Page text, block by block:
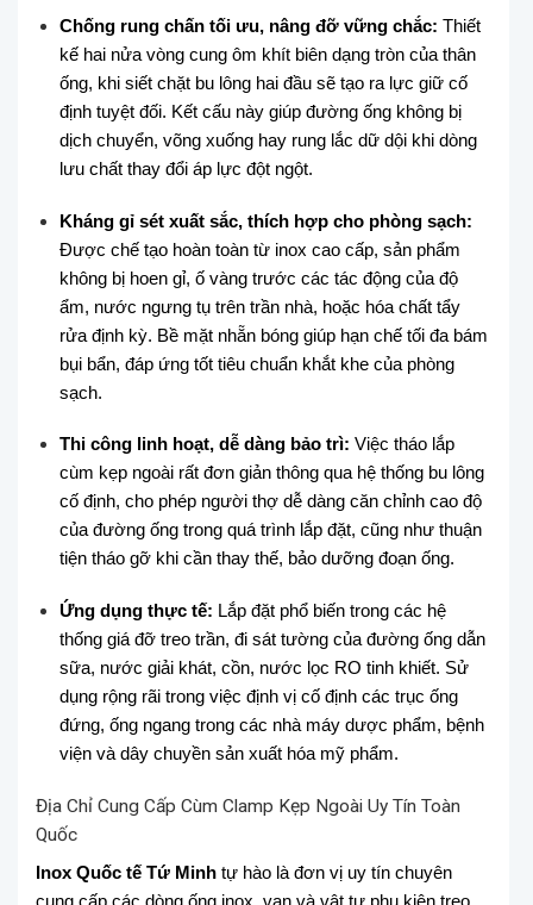
Chống rung chấn tối ưu, nâng đỡ vững chắc: Thiết
kế hai nửa vòng cung ôm khít biên dạng tròn của thân
ống, khi siết chặt bu lông hai đầu sẽ tạo ra lực giữ cố
định tuyệt đối. Kết cấu này giúp đường ống không bị
dịch chuyển, võng xuống hay rung lắc dữ dội khi dòng
lưu chất thay đổi áp lực đột ngột.
Kháng gỉ sét xuất sắc, thích hợp cho phòng sạch:
Được chế tạo hoàn toàn từ inox cao cấp, sản phẩm
không bị hoen gỉ, ố vàng trước các tác động của độ
ẩm, nước ngưng tụ trên trần nhà, hoặc hóa chất tẩy
rửa định kỳ. Bề mặt nhẵn bóng giúp hạn chế tối đa bám
bụi bẩn, đáp ứng tốt tiêu chuẩn khắt khe của phòng
sạch.
Thi công linh hoạt, dễ dàng bảo trì: Việc tháo lắp
cùm kẹp ngoài rất đơn giản thông qua hệ thống bu lông
cố định, cho phép người thợ dễ dàng căn chỉnh cao độ
của đường ống trong quá trình lắp đặt, cũng như thuận
tiện tháo gỡ khi cần thay thế, bảo dưỡng đoạn ống.
Ứng dụng thực tế: Lắp đặt phổ biến trong các hệ
thống giá đỡ treo trần, đi sát tường của đường ống dẫn
sữa, nước giải khát, cồn, nước lọc RO tinh khiết. Sử
dụng rộng rãi trong việc định vị cố định các trục ống
đứng, ống ngang trong các nhà máy dược phẩm, bệnh
viện và dây chuyền sản xuất hóa mỹ phẩm.
Địa Chỉ Cung Cấp Cùm Clamp Kẹp Ngoài Uy Tín Toàn
Quốc
Inox Quốc tế Tứ Minh tự hào là đơn vị uy tín chuyên
cung cấp các dòng ống inox, van và vật tư phụ kiện treo